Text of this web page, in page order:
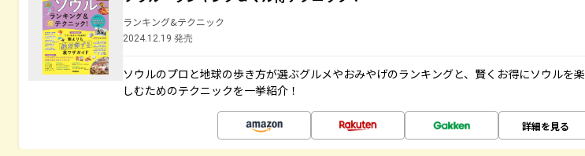
ランキング&テクニック
2024.12.19 発売
ソウルのプロと地球の歩き方が選ぶグルメやおみやげのランキングと、賢くお得にソウルを楽
しむためのテクニックを一挙紹介！
詳細を見る